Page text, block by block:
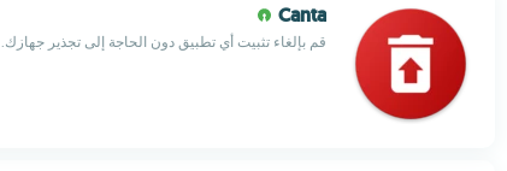
Canta
قم بإلغاء تثبيت أي تطبيق دون الحاجة إلى تجذير جهازك.